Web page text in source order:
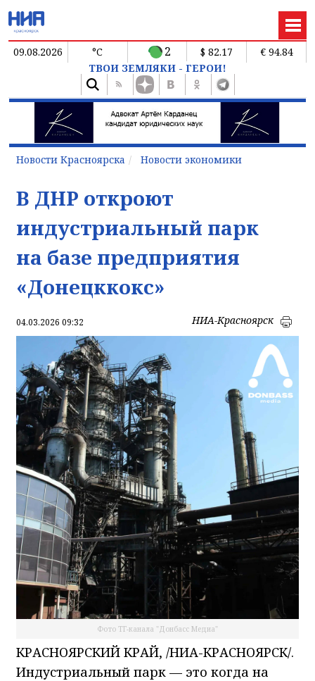
09.08.2026 °C 2 $ 82.17
€ 94.84
ТВОИ ЗЕМЛЯКИ - ГЕРОИ!
Новости Красноярска Новости экономики
В ДНР откроют
индустриальный парк
на базе предприятия
«Донецккокс»
04.03.2026 09:32 НИА-Красноярск
Фото ТГ-канала "Донбасс Медиа"
КРАСНОЯРСКИЙ КРАЙ, /НИА-КРАСНОЯРСК/.
Индустриальный парк — это когда на